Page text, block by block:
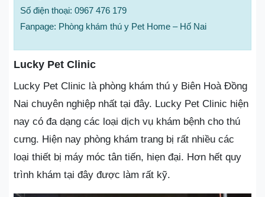
Số điện thoại: 0967 476 179
Fanpage: Phòng khám thú y Pet Home – Hố Nai
Lucky Pet Clinic
Lucky Pet Clinic là phòng khám thú y Biên Hoà Đồng
Nai chuyên nghiệp nhất tại đây. Lucky Pet Clinic hiện
nay có đa dạng các loại dịch vụ khám bệnh cho thú
cưng. Hiện nay phòng khám trang bị rất nhiều các
loại thiết bị máy móc tân tiến, hiẹn đại. Hơn hết quy
trình khám tại đây được làm rất kỹ.